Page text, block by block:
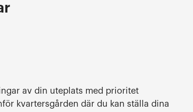
av din uteplats med prioritet
kvartersgården där du kan ställa dina